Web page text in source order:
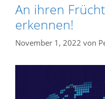
An ihren
erkennen!
November 1, 2022 von